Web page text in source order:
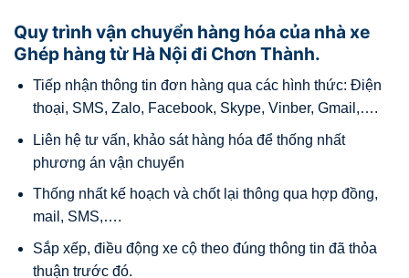
Quy trình vận chuyển hàng hóa của nhà xe
Ghép hàng từ Hà Nội đi Chơn Thành.
Tiếp nhận thông tin đơn hàng qua các hình thức: Điện
thoại, SMS, Zalo, Facebook, Skype, Vinber, Gmail,….
Liên hệ tư vấn, khảo sát hàng hóa để thống nhất
phương án vận chuyển
Thống nhất kế hoạch và chốt lại thông qua hợp đồng,
mail, SMS,….
Sắp xếp, điều động xe cộ theo đúng thông tin đã thỏa
thuận trước đó.